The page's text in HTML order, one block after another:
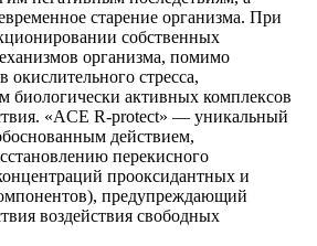
старение организма. При
собственных
организма, помимо
окислительного стресса,
биологически активных комплексов
«ACE R-protect» — уникальный
действием,
перекисного
прооксидантных и
предупреждающий
воздействия свободных